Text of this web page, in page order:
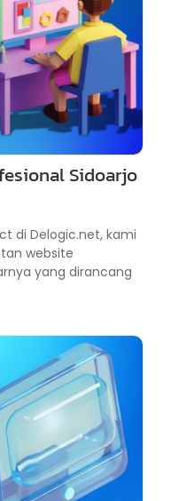
Sidoarjo
di Delogic.net, kami
website
yang dirancang